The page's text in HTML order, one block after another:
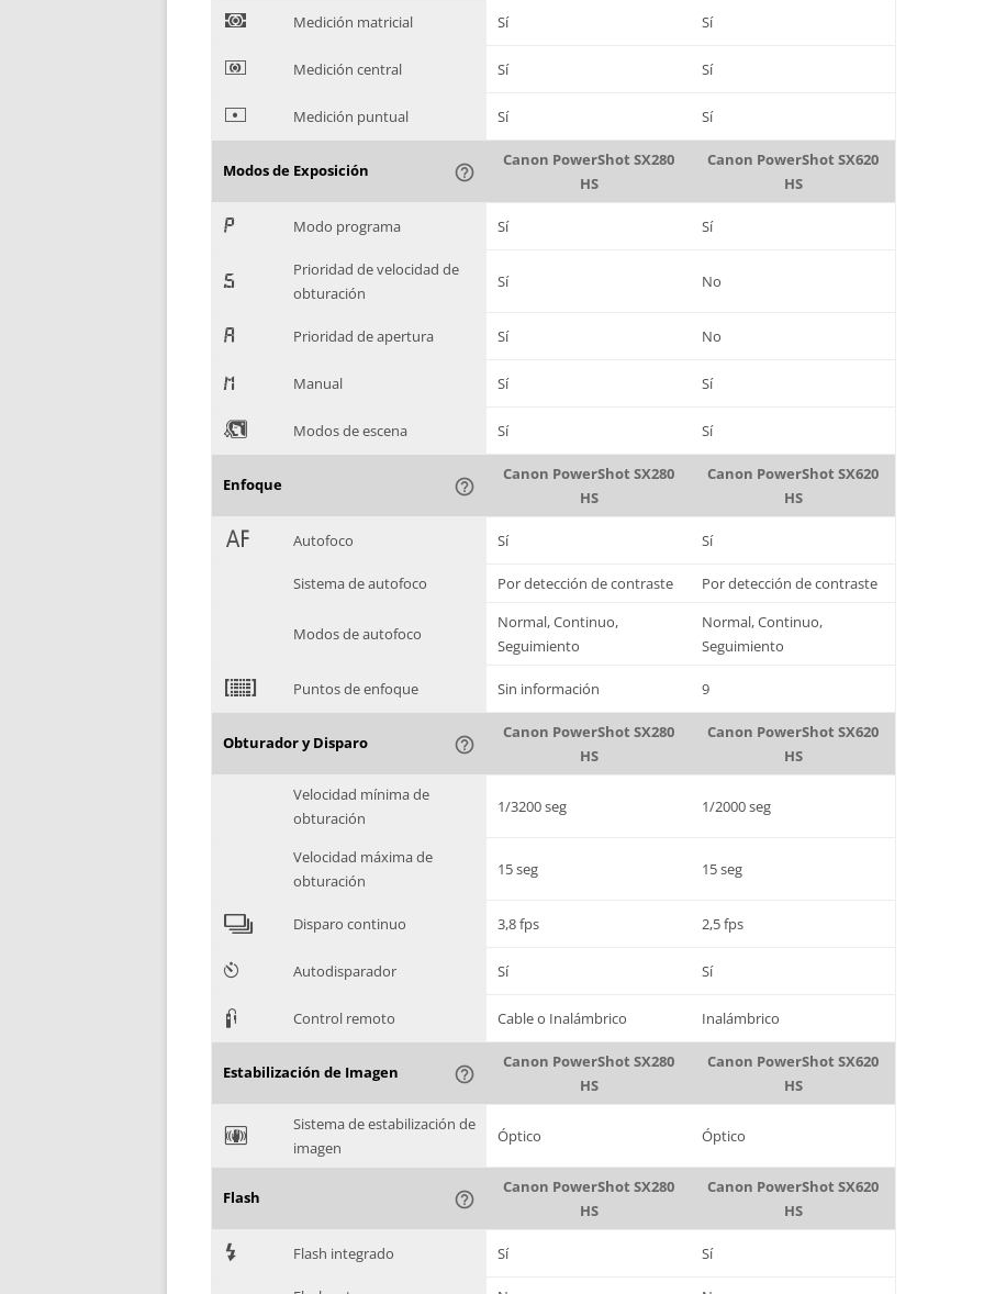
) Medición matricial Sí Sí
* Medición central Sí Sí
+ Medición puntual Sí Sí
Modos de Exposición help_outline
Canon PowerShot SX280
HS
Canon PowerShot SX620
HS
, Modo programa Sí Sí
-
Prioridad de velocidad de
obturación
Sí No
. Prioridad de apertura Sí No
/ Manual Sí Sí
0 Modos de escena Sí Sí
Enfoque help_outline
Canon PowerShot SX280
HS
Canon PowerShot SX620
HS
1 Autofoco Sí Sí
Sistema de autofoco Por detección de contraste Por detección de contraste
Modos de autofoco
Normal, Continuo,
Seguimiento
Normal, Continuo,
Seguimiento
2 Puntos de enfoque Sin información 9
Obturador y Disparo help_outline
Canon PowerShot SX280
HS
Canon PowerShot SX620
HS
Velocidad mínima de
obturación
1/3200 seg 1/2000 seg
Velocidad máxima de
obturación
15 seg 15 seg
4 Disparo continuo 3,8 fps 2,5 fps
6 Autodisparador Sí Sí
3 Control remoto Cable o Inalámbrico Inalámbrico
Estabilización de Imagen help_outline
Canon PowerShot SX280
HS
Canon PowerShot SX620
HS
F
Sistema de estabilización de
imagen
Óptico Óptico
Flash help_outline
Canon PowerShot SX280
HS
Canon PowerShot SX620
HS
7 Flash integrado Sí Sí